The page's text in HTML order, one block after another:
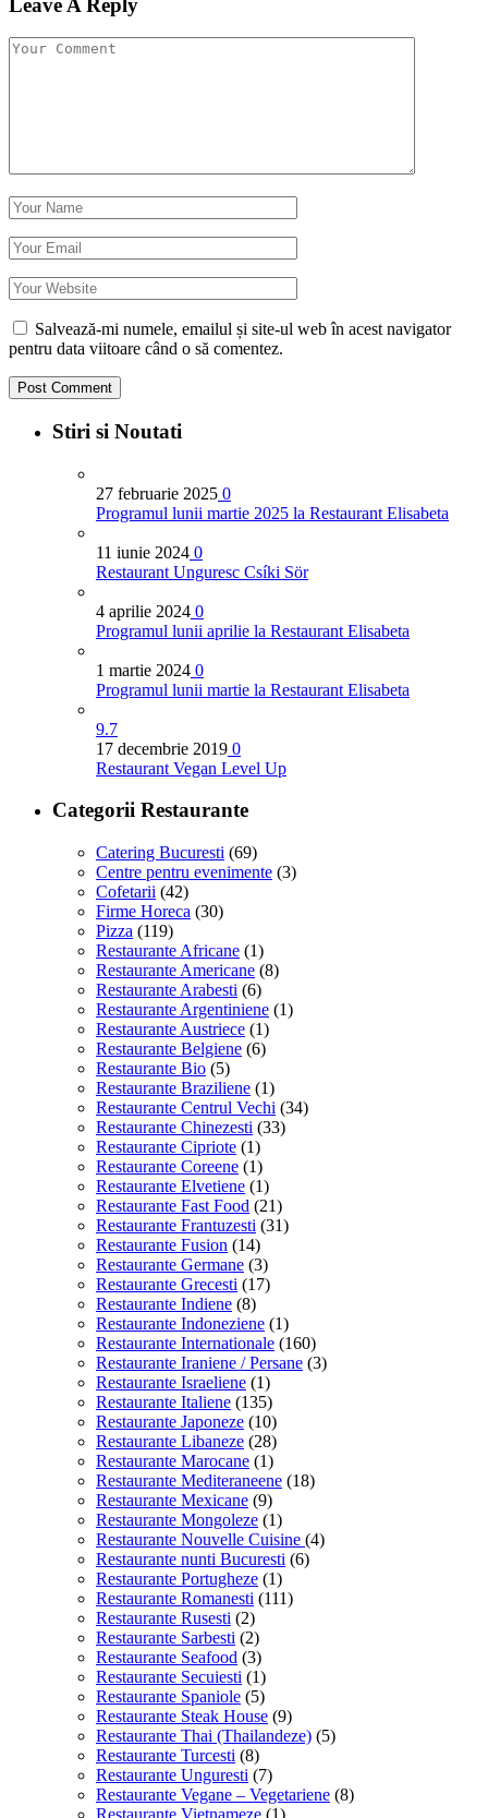
Salvează-mi numele, emailul și site-ul web în acest navigator
pentru data viitoare când o să comentez.
Stiri si Noutati
27 februarie 2025 0
Programul lunii martie 2025 la Restaurant Elisabeta
11 iunie 2024 0
Restaurant Unguresc Csíki Sör
4 aprilie 2024 0
Programul lunii aprilie la Restaurant Elisabeta
1 martie 2024 0
Programul lunii martie la Restaurant Elisabeta
9.7
17 decembrie 2019 0
Restaurant Vegan Level Up
Categorii Restaurante
Catering Bucuresti (69)
Centre pentru evenimente (3)
Cofetarii (42)
Firme Horeca (30)
Pizza (119)
Restaurante Africane (1)
Restaurante Americane (8)
Restaurante Arabesti (6)
Restaurante Argentiniene (1)
Restaurante Austriece (1)
Restaurante Belgiene (6)
Restaurante Bio (5)
Restaurante Braziliene (1)
Restaurante Centrul Vechi (34)
Restaurante Chinezesti (33)
Restaurante Cipriote (1)
Restaurante Coreene (1)
Restaurante Elvetiene (1)
Restaurante Fast Food (21)
Restaurante Frantuzesti (31)
Restaurante Fusion (14)
Restaurante Germane (3)
Restaurante Grecesti (17)
Restaurante Indiene (8)
Restaurante Indoneziene (1)
Restaurante Internationale (160)
Restaurante Iraniene / Persane (3)
Restaurante Israeliene (1)
Restaurante Italiene (135)
Restaurante Japoneze (10)
Restaurante Libaneze (28)
Restaurante Marocane (1)
Restaurante Mediteraneene (18)
Restaurante Mexicane (9)
Restaurante Mongoleze (1)
Restaurante Nouvelle Cuisine (4)
Restaurante nunti Bucuresti (6)
Restaurante Portugheze (1)
Restaurante Romanesti (111)
Restaurante Rusesti (2)
Restaurante Sarbesti (2)
Restaurante Seafood (3)
Restaurante Secuiesti (1)
Restaurante Spaniole (5)
Restaurante Steak House (9)
Restaurante Thai (Thailandeze) (5)
Restaurante Turcesti (8)
Restaurante Unguresti (7)
Restaurante Vegane – Vegetariene (8)
Restaurante Vietnameze (1)